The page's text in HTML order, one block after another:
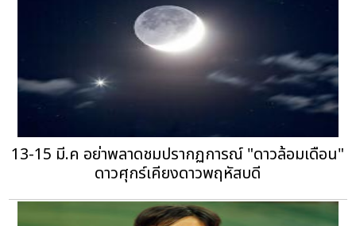
13-15 มี.ค อย่าพลาดชมปรากฏการณ์ "ดาวล้อมเดือน"
ดาวศุกร์เคียงดาวพฤหัสบดี